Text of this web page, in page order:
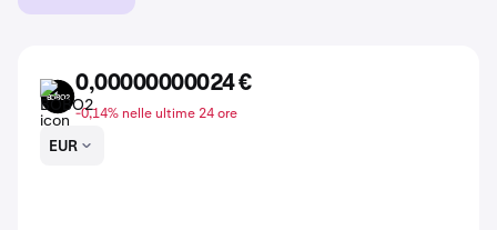
BOBO2
0,00000000024 €
-0,14% nelle ultime 24 ore
EUR